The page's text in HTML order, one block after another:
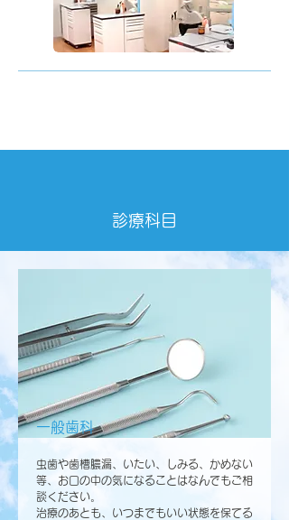
診療科目
一般歯科
虫歯や歯槽膿漏、いたい、しみる、かめない
等、お口の中の気になることはなんでもご相
談ください。
治療のあとも、いつまでもいい状態を保てる